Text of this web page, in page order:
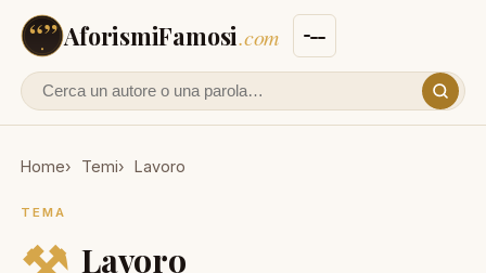
AforismiFamosi.com
Cerca un autore o un aforisma
Home Temi Lavoro
TEMA
Lavoro